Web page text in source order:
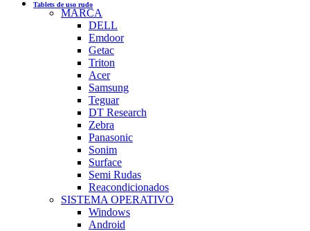
Tablets de uso rudo
MARCA
DELL
Emdoor
Getac
Triton
Acer
Samsung
Teguar
DT Research
Zebra
Panasonic
Sonim
Surface
Semi Rudas
Reacondicionados
SISTEMA OPERATIVO
Windows
Android